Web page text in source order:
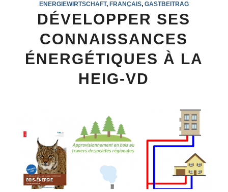
ENERGIEWIRTSCHAFT, FRANÇAIS, GASTBEITRAG
DÉVELOPPER SES
CONNAISSANCES
ÉNERGÉTIQUES À LA
HEIG-VD